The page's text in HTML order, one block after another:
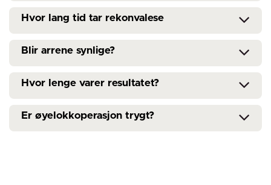
​Hvor lang tid tar rekonvalese
Blir arrene synlige?
​Hvor lenge varer resultatet?
Er øyelokkoperasjon trygt?